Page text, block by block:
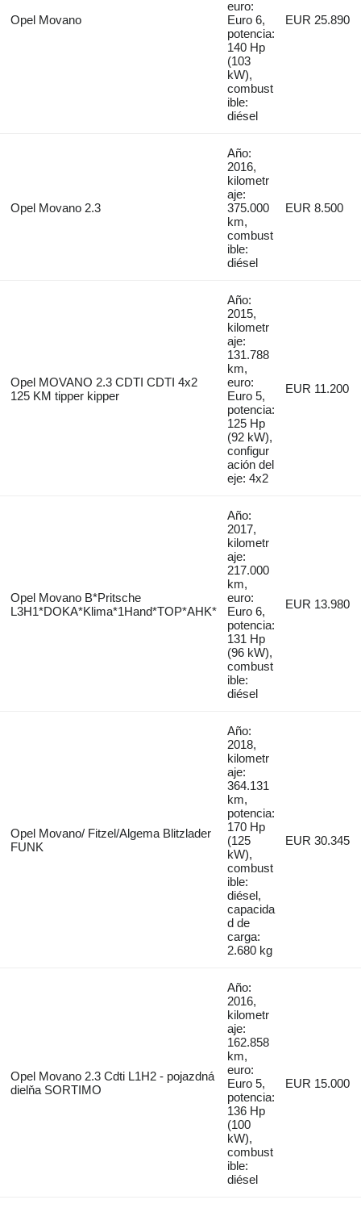
Opel Movano
euro:
Euro 6,
potencia:
140 Hp
(103
kW),
combust
ible:
diésel
EUR 25.890
Opel Movano 2.3
Año:
2016,
kilometr
aje:
375.000
km,
combust
ible:
diésel
EUR 8.500
Opel MOVANO 2.3 CDTI CDTI 4x2
125 KM tipper kipper
Año:
2015,
kilometr
aje:
131.788
km,
euro:
Euro 5,
potencia:
125 Hp
(92 kW),
configur
ación del
eje: 4x2
EUR 11.200
Opel Movano B*Pritsche
L3H1*DOKA*Klima*1Hand*TOP*AHK*
Año:
2017,
kilometr
aje:
217.000
km,
euro:
Euro 6,
potencia:
131 Hp
(96 kW),
combust
ible:
diésel
EUR 13.980
Opel Movano/ Fitzel/Algema Blitzlader
FUNK
Año:
2018,
kilometr
aje:
364.131
km,
potencia:
170 Hp
(125
kW),
combust
ible:
diésel,
capacida
d de
carga:
2.680 kg
EUR 30.345
Opel Movano 2.3 Cdti L1H2 - pojazdná
dielňa SORTIMO
Año:
2016,
kilometr
aje:
162.858
km,
euro:
Euro 5,
potencia:
136 Hp
(100
kW),
combust
ible:
diésel
EUR 15.000